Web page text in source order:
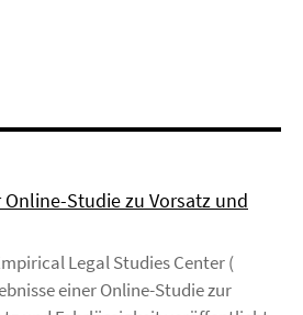
Online-Studie zu Vorsatz und
Legal Studies Center (
einer Online-Studie zur